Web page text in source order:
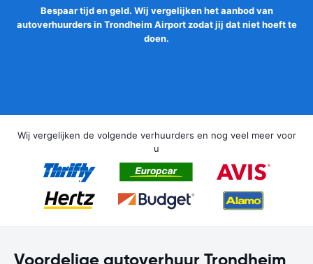
Bespaar tijd en geld. Wij vergelijken het aanbod van
autoverhuurders in Trondheim Airport zodat jij dat niet hoeft te
doen.
Wij vergelijken de volgende verhuurders en nog veel meer voor
u
Voordelige autoverhuur Trondheim